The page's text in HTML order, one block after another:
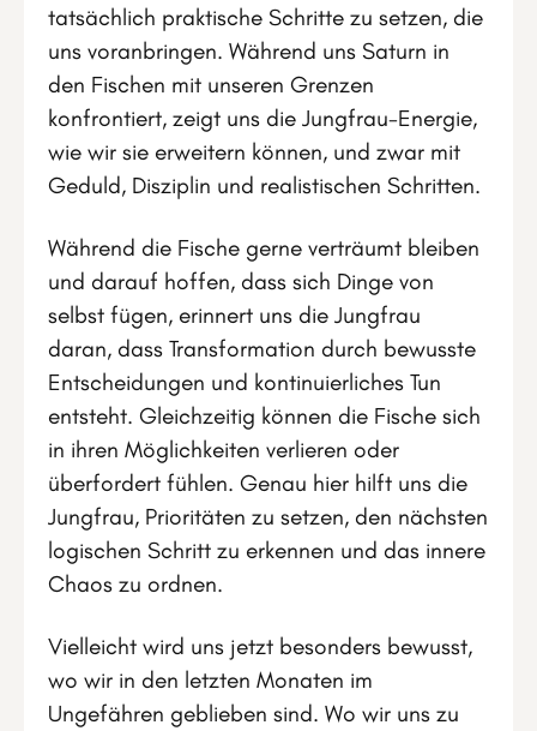
tatsächlich praktische Schritte zu setzen, die
uns voranbringen. Während uns Saturn in
den Fischen mit unseren Grenzen
konfrontiert, zeigt uns die Jungfrau-Energie,
wie wir sie erweitern können, und zwar mit
Geduld, Disziplin und realistischen Schritten.
Während die Fische gerne verträumt bleiben
und darauf hoffen, dass sich Dinge von
selbst fügen, erinnert uns die Jungfrau
daran, dass Transformation durch bewusste
Entscheidungen und kontinuierliches Tun
entsteht. Gleichzeitig können die Fische sich
in ihren Möglichkeiten verlieren oder
überfordert fühlen. Genau hier hilft uns die
Jungfrau, Prioritäten zu setzen, den nächsten
logischen Schritt zu erkennen und das innere
Chaos zu ordnen.
Vielleicht wird uns jetzt besonders bewusst,
wo wir in den letzten Monaten im
Ungefähren geblieben sind. Wo wir uns zu